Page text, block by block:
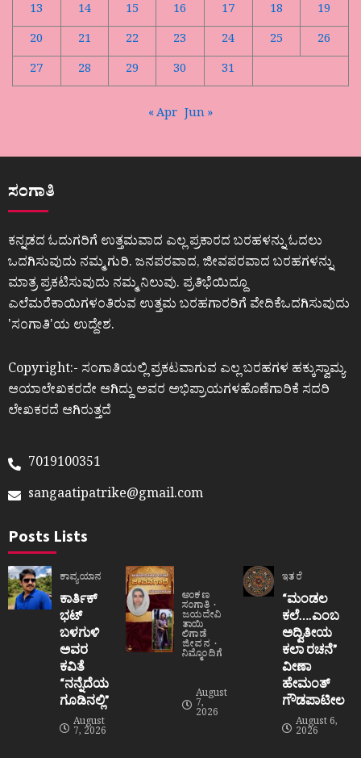
13
14 15 16 17 18
19
20
21 22 23 24 25
26
27
28 29 30 31
« Apr Jun »
ಸಂಗಾತಿ
ಕನ್ನಡದ ಓದುಗರಿಗೆ ಉತ್ತಮವಾದ ಎಲ್ಲ ಪ್ರಕಾರದ ಬರಹಳನ್ನು ಓದಲು
ಒದಗಿಸುವುದು ನಮ್ಮ ಗುರಿ. ಜನಪರವಾದ, ಜೀವಪರವಾದ ಬರಹಗಳನ್ನು
ಮಾತ್ರ ಪ್ರಕಟಿಸುವುದು ನಮ್ಮ ನಿಲುವು. ಪ್ರತಿಭೆಯಿದ್ದೂ
ಎಲೆಮರೆಕಾಯಿಗಳಂತಿರುವ ಉತ್ತಮ ಬರಹಗಾರರಿಗೆ ವೇದಿಕೆಒದಗಿಸುವುದು
ʼಸಂಗಾತಿʼಯ ಉದ್ದೇಶ.
Copyright:- ಸಂಗಾತಿಯಲ್ಲಿ ಪ್ರಕಟವಾಗುವ ಎಲ್ಲ ಬರಹಗಳ ಹಕ್ಕುಸ್ವಾಮ್ಯ
ಆಯಾಲೇಖಕರದೇ ಆಗಿದ್ದು ಅವರ ಅಭಿಪ್ರಾಯಗಳಹೊಣೆಗಾರಿಕೆ ಸದರಿ
ಲೇಖಕರದೆ ಆಗಿರುತ್ತದೆ
7019100351
sangaatipatrike@gmail.com
Posts Lists
ಕಾವ್ಯಯಾನ
ಕಾರ್ತಿಕ್
ಭಟ್
ಬಳಗುಳಿ
ಅವರ
ಕವಿತೆ
“ನನ್ನೆದೆಯ
ಗೂಡಿನಲ್ಲಿ”
August
7, 2026
ಅಂಕಣ
ಸಂಗಾತಿ
ಜಯದೇವಿ
ತಾಯಿ
ಲಿಗಾಡೆ
ಜೀವನ
ನಿಮ್ಮೊಂದಿಗೆ
August
7,
2026
ಇತರೆ
“ಮಂಡಲ
ಕಲೆ….ಎಂಬ
ಅದ್ವಿತೀಯ
ಕಲಾ ರಚನೆ”‌
ವೀಣಾ
ಹೇಮಂತ್‌
ಗೌಡಪಾಟೀಲ
August 6,
2026